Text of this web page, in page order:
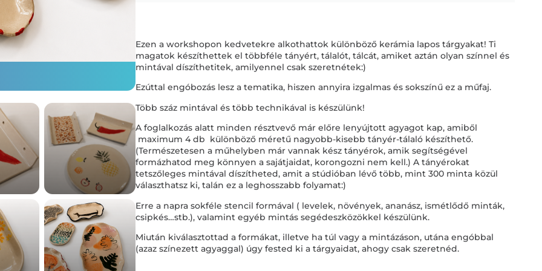
Ezen a workshopon kedvetekre alkothattok különböző kerámia lapos tárgyakat! Ti
magatok készíthettek el többféle tányért, tálalót, tálcát, amiket aztán olyan színnel és
mintával díszíthetitek, amilyennel csak szeretnétek:)
Ezúttal engóbozás lesz a tematika, hiszen annyira izgalmas és sokszínű ez a műfaj.
Több száz mintával és több technikával is készülünk!
A foglalkozás alatt minden résztvevő már előre lenyújtott agyagot kap, amiből
maximum 4 db különböző méretű nagyobb-kisebb tányér-tálaló készíthető.
(Természetesen a műhelyben már vannak kész tányérok, amik segítségével
formázhatod meg könnyen a sajátjaidat, korongozni nem kell.) A tányérokat
tetszőleges mintával díszítheted, amit a stúdióban lévő több, mint 300 minta közül
választhatsz ki, talán ez a leghosszabb folyamat:)
Erre a napra sokféle stencil formával ( levelek, növények, ananász, ismétlődő minták,
csipkés…stb.), valamint egyéb mintás segédeszközökkel készülünk.
Miután kiválasztottad a formákat, illetve ha túl vagy a mintázáson, utána engóbbal
(azaz színezett agyaggal) úgy fested ki a tárgyaidat, ahogy csak szeretnéd.